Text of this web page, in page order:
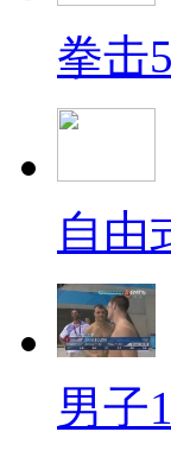
拳击
自由
男子